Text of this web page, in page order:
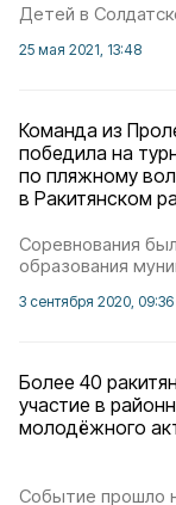
Детей в
25 мая 2021, 13:48
Команда из
победила на
по пляжному
в Ракитянском
Соревнования
образования
3 сентября 2020, 09:36
Более 40
участие в
молодёжного
Событие прошло